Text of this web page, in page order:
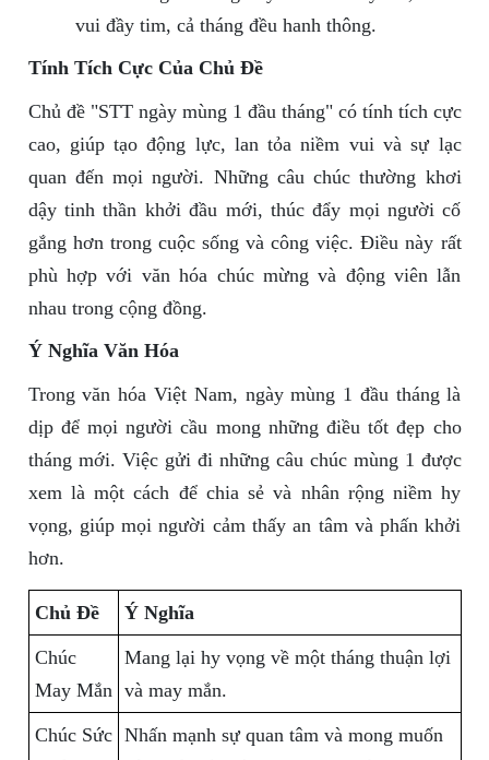
vui đầy tim, cả tháng đều hanh thông.
Tính Tích Cực Của Chủ Đề
Chủ đề "STT ngày mùng 1 đầu tháng" có tính tích cực
cao, giúp tạo động lực, lan tỏa niềm vui và sự lạc
quan đến mọi người. Những câu chúc thường khơi
dậy tinh thần khởi đầu mới, thúc đẩy mọi người cố
gắng hơn trong cuộc sống và công việc. Điều này rất
phù hợp với văn hóa chúc mừng và động viên lẫn
nhau trong cộng đồng.
Ý Nghĩa Văn Hóa
Trong văn hóa Việt Nam, ngày mùng 1 đầu tháng là
dịp để mọi người cầu mong những điều tốt đẹp cho
tháng mới. Việc gửi đi những câu chúc mùng 1 được
xem là một cách để chia sẻ và nhân rộng niềm hy
vọng, giúp mọi người cảm thấy an tâm và phấn khởi
hơn.
Chủ Đề Ý Nghĩa
Chúc
May Mắn
Mang lại hy vọng về một tháng thuận lợi
và may mắn.
Chúc Sức Nhấn mạnh sự quan tâm và mong muốn